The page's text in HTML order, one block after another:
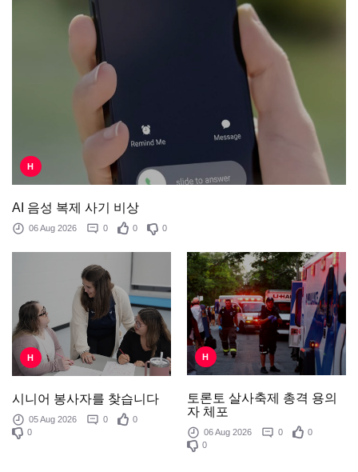
H
AI 음성 복제 사기 비상
06 Aug 2026 0 0 0
H
시니어 봉사자를 찾습니다
05 Aug 2026 0
0
0
H
토론토 살사축제 총격 용의
자 체포
06 Aug 2026 0
0
0